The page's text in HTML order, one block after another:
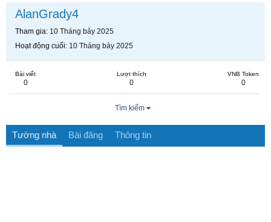
AlanGrady4
Tham gia 10 Tháng bảy 2025
Hoạt động cuối 10 Tháng bảy 2025
Bài viết
0
Lượt thích
0
VNB Token
0
Tìm kiếm
Tường nhà Bài đăng Thông tin